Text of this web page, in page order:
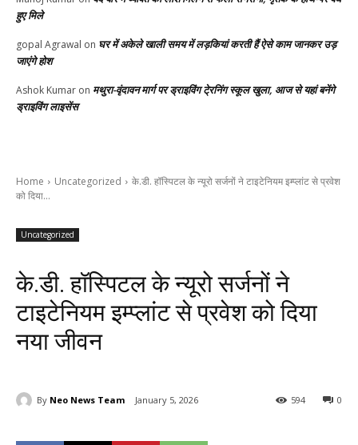
हुए मिले
gopal Agrawal on घर में अकेले खाली समय में लड़कियां करती हैं ऐसे काम जानकर उड़
जाएंगे होश
Ashok Kumar on मथुरा-वृंदावन मार्ग पर ड्राइविंग टे्रनिंग स्कूल खुला, आज से यहां बनेंगे
ड्राइविंग लाइसेंस